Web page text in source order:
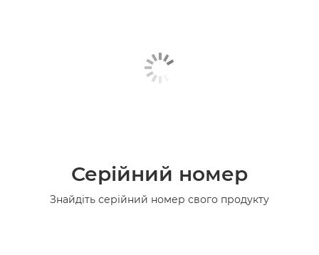
Серійний номер
Знайдіть серійний номер свого продукту